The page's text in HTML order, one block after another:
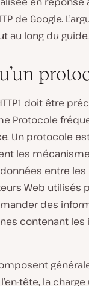
de Google.
au long du guide.
doit être
Protocole
Un protocole
les
entre les
Web utilisés
des
contenant les
tête, la